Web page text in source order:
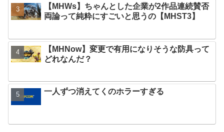
【MHWs】ちゃんとした企業が2作品連続賛否
両論って純粋にすごいと思うの【MHST3】
【MHNow】変更で有用になりそうな防具って
どれなんだ？
一人ずつ消えてくのホラーすぎる